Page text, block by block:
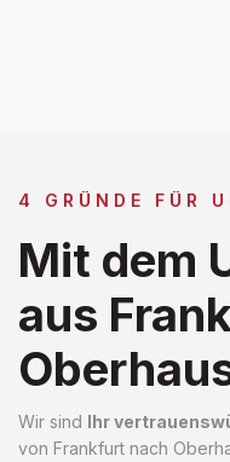
4 GRÜNDE FÜR
Mit dem
aus
Wir sind Ihr
von Frankfurt nach